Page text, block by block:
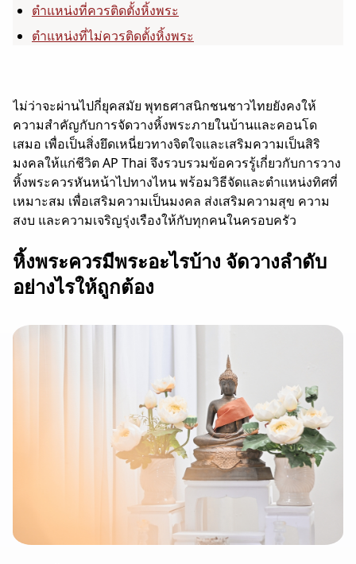
ตำแหน่งที่ควรติดตั้งหิ้งพระ
ตำแหน่งที่ไม่ควรติดตั้งหิ้งพระ
ไม่ว่าจะผ่านไปกี่ยุคสมัย พุทธศาสนิกชนชาวไทยยังคงให้
ความสำคัญกับการจัดวางหิ้งพระภายในบ้านและคอนโด
เสมอ เพื่อเป็นสิ่งยึดเหนี่ยวทางจิตใจและเสริมความเป็นสิริ
มงคลให้แก่ชีวิต AP Thai จึงรวบรวมข้อควรรู้เกี่ยวกับการวาง
หิ้งพระควรหันหน้าไปทางไหน พร้อมวิธีจัดและตำแหน่งทิศที่
เหมาะสม เพื่อเสริมความเป็นมงคล ส่งเสริมความสุข ความ
สงบ และความเจริญรุ่งเรืองให้กับทุกคนในครอบครัว
หิ้งพระควรมีพระอะไรบ้าง จัดวางลำดับ
อย่างไรให้ถูกต้อง